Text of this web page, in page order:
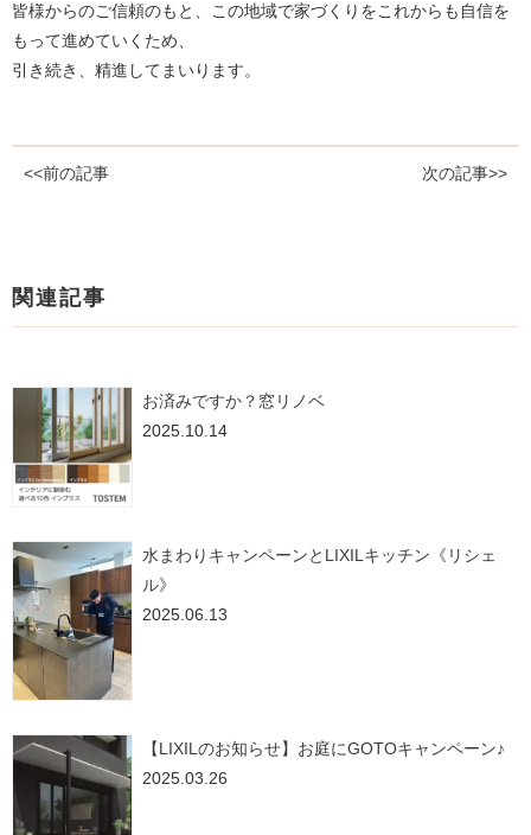
皆様からのご信頼のもと、この地域で家づくりをこれからも自信を
もって進めていくため、
引き続き、精進してまいります。
<<前の記事 次の記事>>
関連記事
お済みですか？窓リノベ
2025.10.14
水まわりキャンペーンとLIXILキッチン《リシェ
ル》
2025.06.13
【LIXILのお知らせ】お庭にGOTOキャンペーン♪
2025.03.26